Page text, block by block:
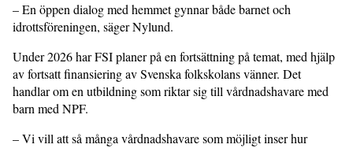
– En öppen dialog med hemmet gynnar både barnet och
idrottsföreningen, säger Nylund.
Under 2026 har FSI planer på en fort­sättning på temat, med hjälp
av fortsatt finansiering av Svenska folkskolans vänner. Det
handlar om en utbildning som riktar sig till vårdnadshavare med
barn med NPF.
– Vi vill att så många vårdnadshavare som möjligt inser hur